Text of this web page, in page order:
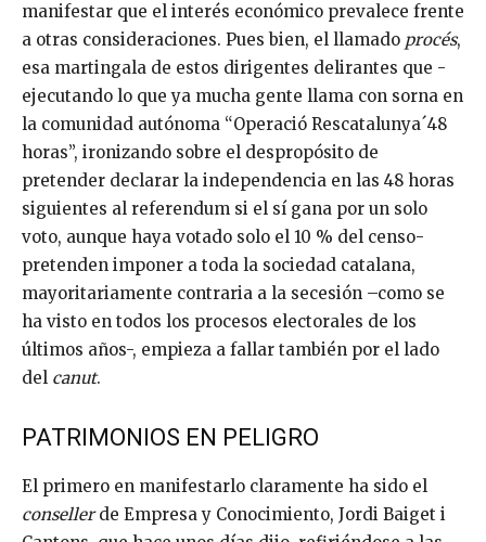
manifestar que el interés económico prevalece frente
a otras consideraciones. Pues bien, el llamado procés,
esa martingala de estos dirigentes delirantes que -
ejecutando lo que ya mucha gente llama con sorna en
la comunidad autónoma “Operació Rescatalunya´48
horas”, ironizando sobre el despropósito de
pretender declarar la independencia en las 48 horas
siguientes al referendum si el sí gana por un solo
voto, aunque haya votado solo el 10 % del censo-
pretenden imponer a toda la sociedad catalana,
mayoritariamente contraria a la secesión –como se
ha visto en todos los procesos electorales de los
últimos años-, empieza a fallar también por el lado
del canut.
PATRIMONIOS EN PELIGRO
El primero en manifestarlo claramente ha sido el
consellerde Empresa y Conocimiento, Jordi Baiget i